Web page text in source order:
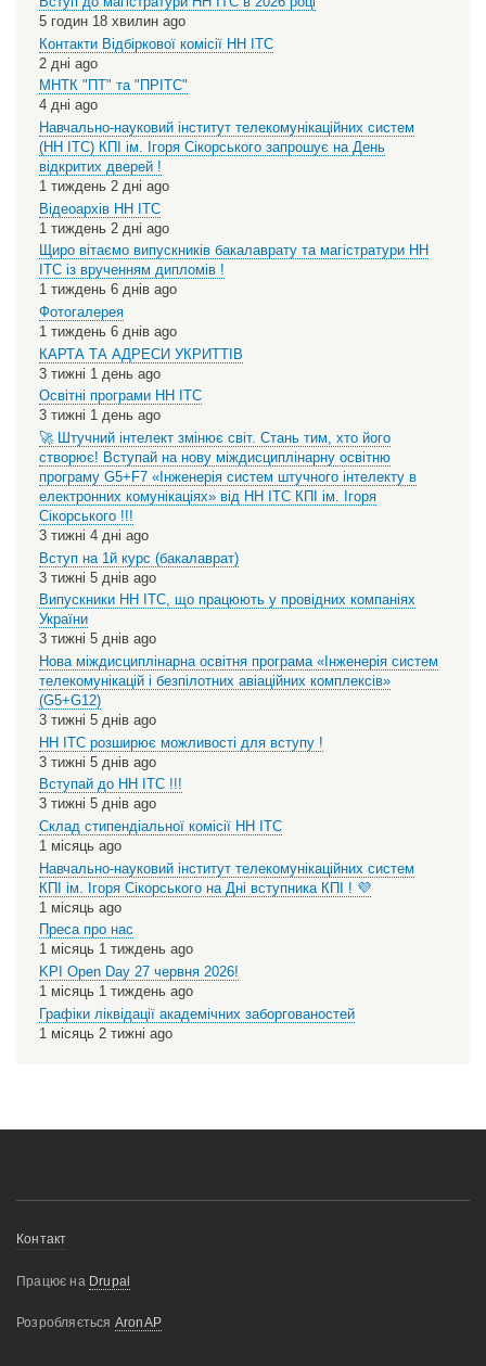
5 годин 18 хвилин ago
Контакти Відбіркової комісії НН ІТС
2 дні ago
МНТК "ПТ" та "ПРІТС"
4 дні ago
Навчально-науковий інститут телекомунікаційних систем
(НН ІТС) КПІ ім. Ігоря Сікорського запрошує на День
відкритих дверей !
1 тиждень 2 дні ago
Відеоархів НН ІТС
1 тиждень 2 дні ago
Щиро вітаємо випускників бакалаврату та магістратури НН
ІТС із врученням дипломів !
1 тиждень 6 днів ago
Фотогалерея
1 тиждень 6 днів ago
КАРТА ТА АДРЕСИ УКРИТТІВ
3 тижні 1 день ago
Освітні програми НН ІТС
3 тижні 1 день ago
🚀 Штучний інтелект змінює світ. Стань тим, хто його
створює! Вступай на нову міждисциплінарну освітню
програму G5+F7 «Інженерія систем штучного інтелекту в
електронних комунікаціях» від НН ІТС КПІ ім. Ігоря
Сікорського !!!
3 тижні 4 дні ago
Вступ на 1й курс (бакалаврат)
3 тижні 5 днів ago
Випускники НН ІТС, що працюють у провідних компаніях
України
3 тижні 5 днів ago
Нова міждисциплінарна освітня програма «Інженерія систем
телекомунікацій і безпілотних авіаційних комплексів»
(G5+G12)
3 тижні 5 днів ago
НН ІТС розширює можливості для вступу !
3 тижні 5 днів ago
Вступай до НН ІТС !!!
3 тижні 5 днів ago
Склад стипендіальної комісії НН ІТС
1 місяць ago
Навчально-науковий інститут телекомунікаційних систем
КПІ ім. Ігоря Сікорського на Дні вступника КПІ ! 💜
1 місяць ago
Преса про нас
1 місяць 1 тиждень ago
KPI Open Day 27 червня 2026!
1 місяць 1 тиждень ago
Графіки ліквідації академічних заборгованостей
1 місяць 2 тижні ago
Меню
колонтитулу
Контакт
Працює на Drupal
Розробляється AronAP